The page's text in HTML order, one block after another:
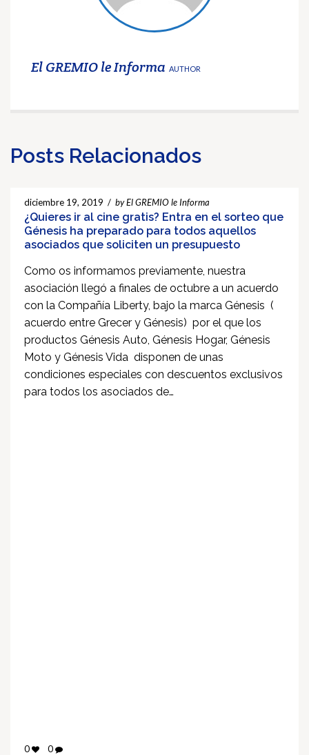
El GREMIO le Informa AUTHOR
Posts Relacionados
diciembre 19, 2019 / by El GREMIO le Informa
¿Quieres ir al cine gratis? Entra en el sorteo que
Génesis ha preparado para todos aquellos
asociados que soliciten un presupuesto
Como os informamos previamente, nuestra
asociación llegó a finales de octubre a un acuerdo
con la Compañía Liberty, bajo la marca Génesis (
acuerdo entre Grecer y Génesis) por el que los
productos Génesis Auto, Génesis Hogar, Génesis
Moto y Génesis Vida disponen de unas
condiciones especiales con descuentos exclusivos
para todos los asociados de…
0 0